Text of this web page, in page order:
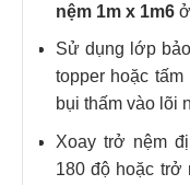
nệm 1m x 1m6ở
Sử dụng lớp
topper hoặc
bụi thấm vào lõi
Xoay trở nệm
180 độ hoặc trở